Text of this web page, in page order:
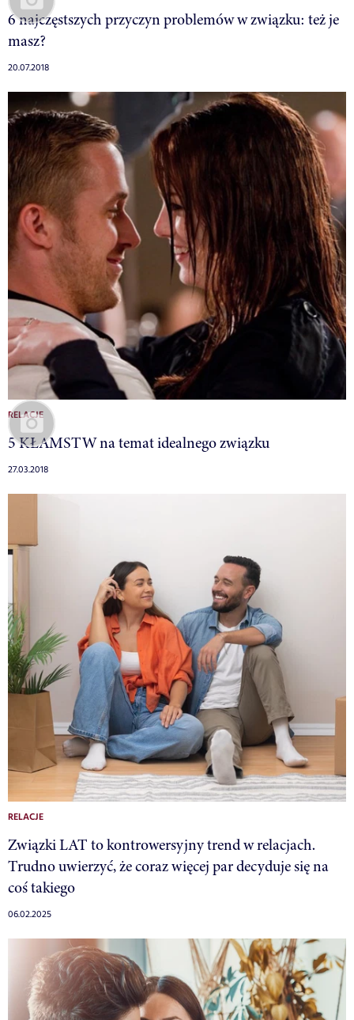
6 najczęstszych przyczyn problemów w związku: też je
masz?
20.07.2018
RELACJE
5 KŁAMSTW na temat idealnego związku
27.03.2018
RELACJE
Związki LAT to kontrowersyjny trend w relacjach.
Trudno uwierzyć, że coraz więcej par decyduje się na
coś takiego
06.02.2025